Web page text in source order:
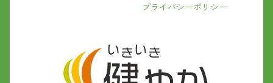
プライバシーポリシー